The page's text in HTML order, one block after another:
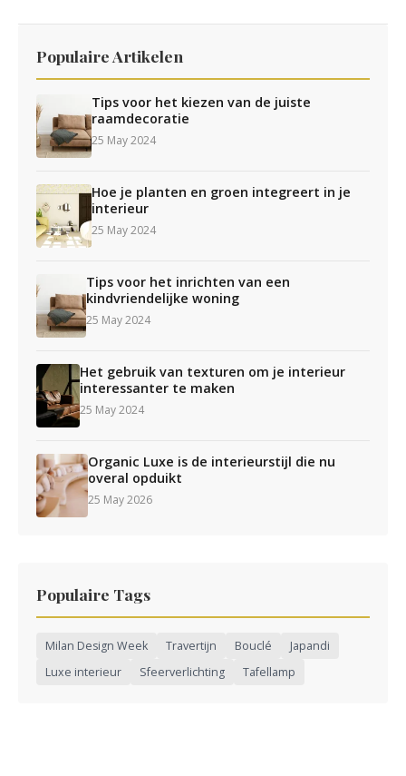
Populaire Artikelen
Tips voor het kiezen van de juiste
raamdecoratie
25 May 2024
Hoe je planten en groen integreert in je
interieur
25 May 2024
Tips voor het inrichten van een
kindvriendelijke woning
25 May 2024
Het gebruik van texturen om je interieur
interessanter te maken
25 May 2024
Organic Luxe is de interieurstijl die nu
overal opduikt
25 May 2026
Populaire Tags
Milan Design Week Travertijn Bouclé
Japandi
Luxe interieur
Sfeerverlichting Tafellamp